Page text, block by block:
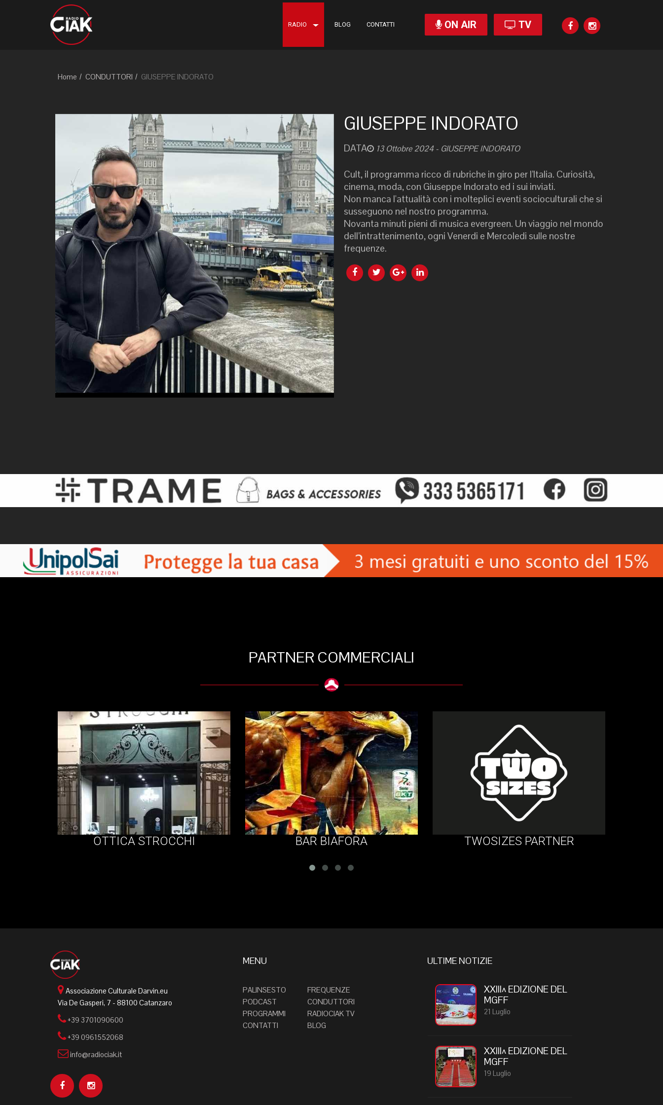
RADIO BLOG CONTATTI ON AIR TV
Home CONDUTTORI GIUSEPPE INDORATO
GIUSEPPE INDORATO
DATA 13 Ottobre 2024 - GIUSEPPE INDORATO
Cult, il programma ricco di rubriche in giro per l’Italia. Curiosità,
cinema, moda, con Giuseppe Indorato ed i sui inviati.
Non manca l'attualità con i molteplici eventi socioculturali che si
susseguono nel nostro programma.
Novanta minuti pieni di musica evergreen. Un viaggio nel mondo
dell’intrattenimento, ogni Venerdi e Mercoledi sulle nostre
frequenze.
PARTNER COMMERCIALI
OTTICA STROCCHI BAR BIAFORA TWOSIZES PARTNER
Associazione Culturale Darvin.eu
Via De Gasperi, 7 - 88100 Catanzaro
+39 3701090600
+39 0961552068
info@radiociak.it
MENU
PALINSESTO
FREQUENZE
PODCAST
CONDUTTORI
PROGRAMMI
RADIOCIAK TV
CONTATTI
BLOG
ULTIME NOTIZIE
XXIII^ EDIZIONE DEL
MGFF
21 Luglio
XXIII^ EDIZIONE DEL
MGFF
19 Luglio